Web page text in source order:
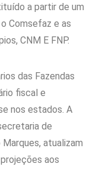
a partir de um
Comsefaz e as
CNM E FNP.
das Fazendas
fiscal e
nos estados. A
de
Marques, atualizam
aos